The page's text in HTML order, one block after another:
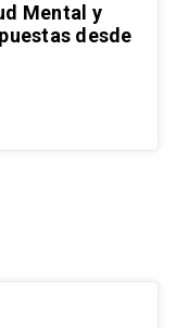
Mental y
desde